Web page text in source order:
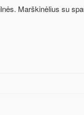
Marškinėlius su